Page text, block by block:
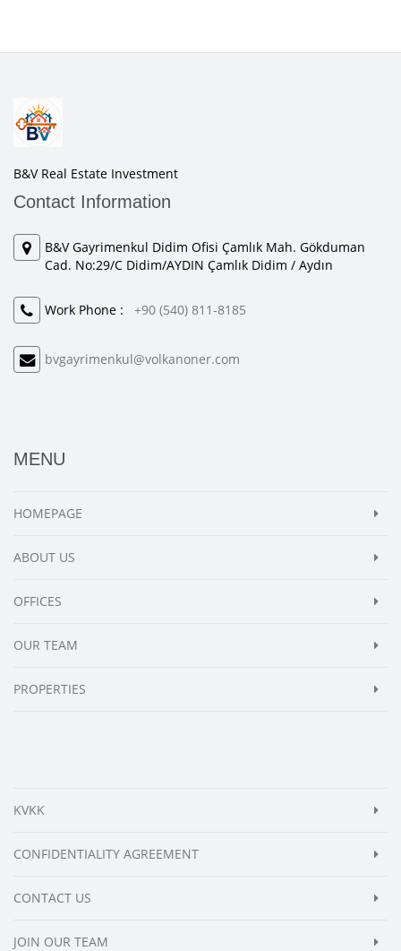
B&V Real Estate Investment
Contact Information
B&V Gayrimenkul Didim Ofisi Çamlık Mah. Gökduman
Cad. No:29/C Didim/AYDIN Çamlık Didim / Aydın
Work Phone : +90 (540) 811-8185
bvgayrimenkul@volkanoner.com
MENU
HOMEPAGE
ABOUT US
OFFICES
OUR TEAM
PROPERTIES
KVKK
CONFIDENTIALITY AGREEMENT
CONTACT US
JOIN OUR TEAM